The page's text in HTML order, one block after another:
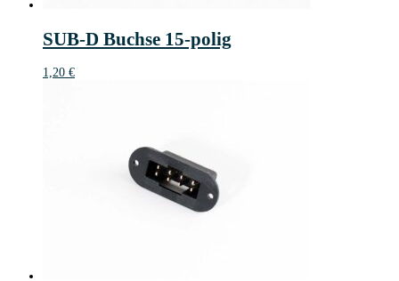
SUB-D Buchse 15-polig
1,20 €